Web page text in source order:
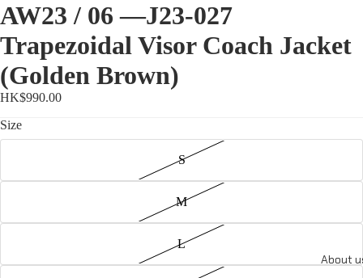
About
AW23 / 06 —J23-027
Trapezoidal Visor Coach Jacket
(Golden Brown)
HK$990.00
Size
S
M
L